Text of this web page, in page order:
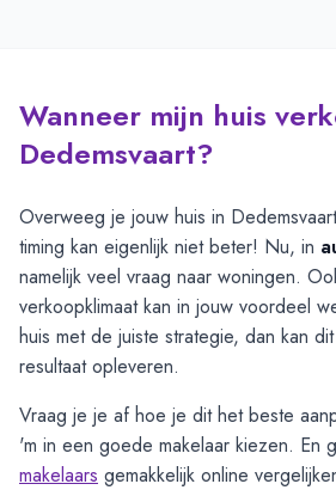
Wanneer mijn huis
Dedemsvaart?
Overweeg je jouw huis in
timing kan eigenlijk niet beter! Nu, in
namelijk veel vraag naar woningen.
verkoopklimaat kan in jouw voordeel
huis met de juiste strategie, dan kan
resultaat opleveren.
Vraag je je af hoe je dit het beste
'm in een goede makelaar kiezen. En
makelaars gemakkelijk online